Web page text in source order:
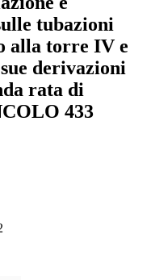
tubazioni
alla torre IV e
derivazioni
rata di
433